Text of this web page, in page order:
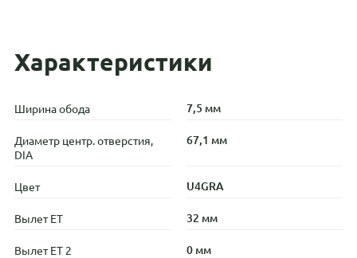
Характеристики
Ширина обода 7,5 мм
Диаметр центр. отверстия,
DIA
67,1 мм
Цвет U4GRA
Вылет ET 32 мм
Вылет ET 2 0 мм